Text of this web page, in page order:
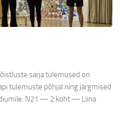
sarja tulemused on
tulemuste põhjal ning järgmised
N21 — 2 koht — Liina